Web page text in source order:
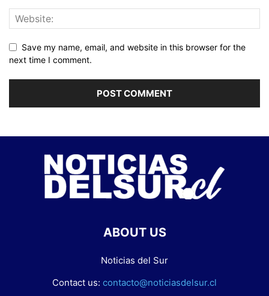
Save my name, email, and website in this browser for the
next time I comment.
ABOUT US
Noticias del Sur
Contact us: contacto@noticiasdelsur.cl